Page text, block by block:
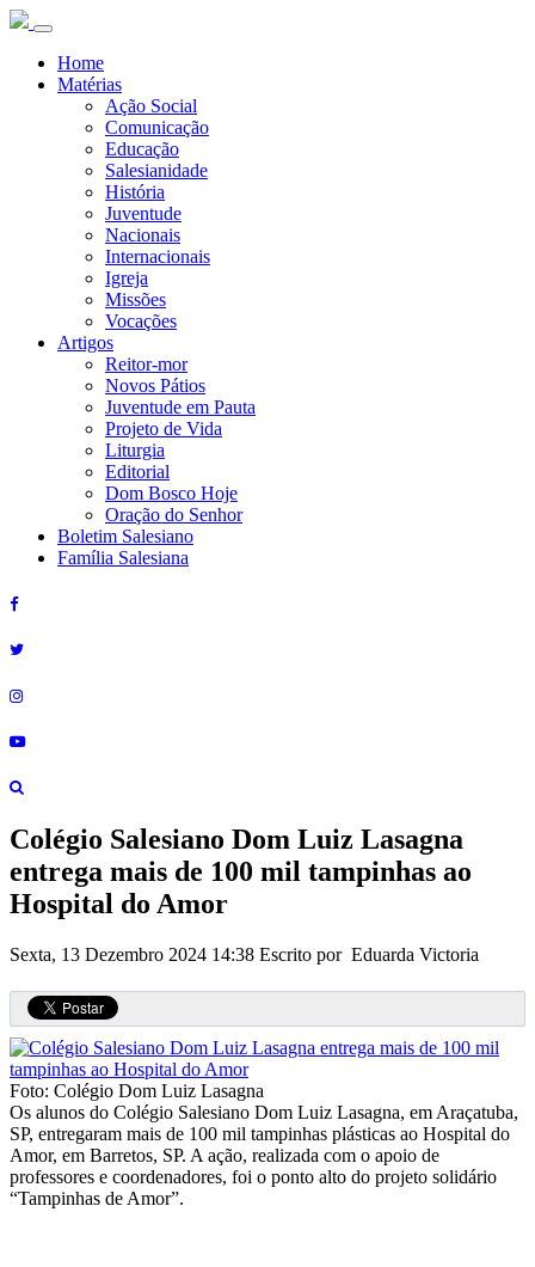
Home
Matérias
Ação Social
Comunicação
Educação
Salesianidade
História
Juventude
Nacionais
Internacionais
Igreja
Missões
Vocações
Artigos
Reitor-mor
Novos Pátios
Juventude em Pauta
Projeto de Vida
Liturgia
Editorial
Dom Bosco Hoje
Oração do Senhor
Boletim Salesiano
Família Salesiana
Colégio Salesiano Dom Luiz Lasagna
entrega mais de 100 mil tampinhas ao
Hospital do Amor
Sexta, 13 Dezembro 2024 14:38 Escrito por Eduarda Victoria
Foto: Colégio Dom Luiz Lasagna
Os alunos do Colégio Salesiano Dom Luiz Lasagna, em Araçatuba,
SP, entregaram mais de 100 mil tampinhas plásticas ao Hospital do
Amor, em Barretos, SP. A ação, realizada com o apoio de
professores e coordenadores, foi o ponto alto do projeto solidário
“Tampinhas de Amor”.